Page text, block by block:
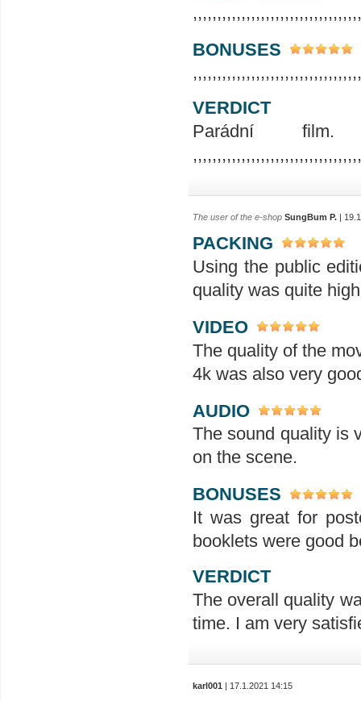
BONUSES
VERDICT
Parádní film.
The user of the e-shop SungBum P. |
PACKING
Using the public
quality was quite
VIDEO
The quality of the
4k was also very
AUDIO
The sound quality is
on the scene.
BONUSES
It was great for
booklets were good
VERDICT
The overall quality
time. I am very
karl001 | 17.1.2021 14:15